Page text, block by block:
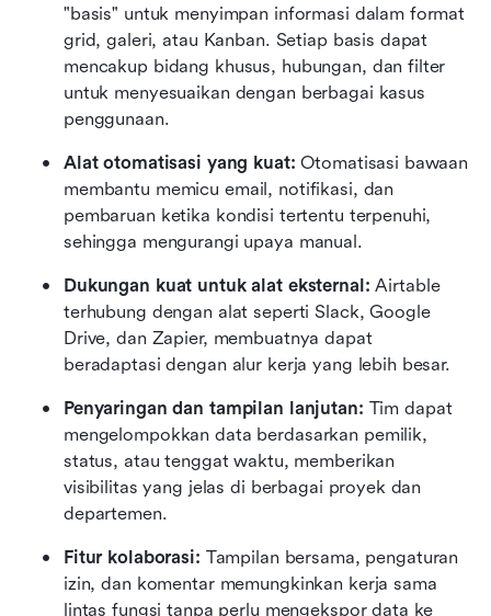
"basis" untuk menyimpan informasi dalam format
grid, galeri, atau Kanban. Setiap basis dapat
mencakup bidang khusus, hubungan, dan filter
untuk menyesuaikan dengan berbagai kasus
penggunaan.
Alat otomatisasi yang kuat: Otomatisasi bawaan
membantu memicu email, notifikasi, dan
pembaruan ketika kondisi tertentu terpenuhi,
sehingga mengurangi upaya manual.
Dukungan kuat untuk alat eksternal: Airtable
terhubung dengan alat seperti Slack, Google
Drive, dan Zapier, membuatnya dapat
beradaptasi dengan alur kerja yang lebih besar.
Penyaringan dan tampilan lanjutan: Tim dapat
mengelompokkan data berdasarkan pemilik,
status, atau tenggat waktu, memberikan
visibilitas yang jelas di berbagai proyek dan
departemen.
Fitur kolaborasi: Tampilan bersama, pengaturan
izin, dan komentar memungkinkan kerja sama
lintas fungsi tanpa perlu mengekspor data ke